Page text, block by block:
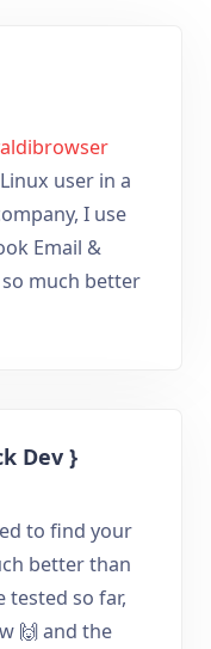
user in a
I use
Email &
much better
Dev }
to find your
better than
tested so far,
🙌 and the